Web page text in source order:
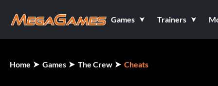
Games Trainers
Home Games The Crew Cheats